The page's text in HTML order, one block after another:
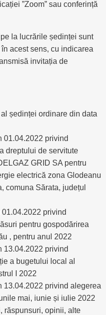
”Zoom” sau conferință
la lucrările ședinței sunt
acest sens, cu indicarea
invitația de
ședinței ordinare din data
01.04.2022 privind
dreptului de servitute
GRID SA pentru
electrică zona Glodeanu
comuna Sărata, județul
privind
pentru gospodărirea
, pentru anul 2022
13.04.2022 privind
a bugetului local al
I 2022
13.04.2022 privind alegerea
mai, iunie și iulie 2022
răspunsuri, opinii, alte